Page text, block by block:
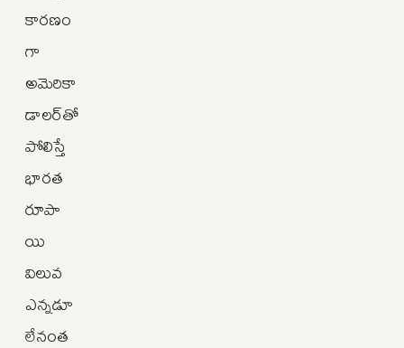
కారణం
గా
అమెరికా
డాలర్‌తో
పోలిస్తే
భారత
రూపా
యి
విలువ
ఎన్నడూ
లేనంత